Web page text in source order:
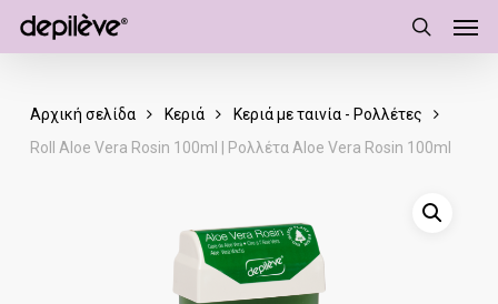
search
Αρχική σελίδα Κεριά
Κεριά με ταινία - Ρολλέτες
Roll Aloe Vera Rosin 100ml | Ρολλέτα Aloe Vera Rosin 100ml